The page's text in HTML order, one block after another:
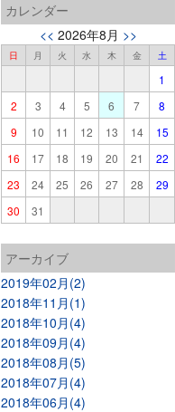
カレンダー
<< 2026年8月 >>
日 月 火 水 木 金 土
1
2
3 4 5 6 7
8
9
10 11 12 13 14
15
16
17 18 19 20 21
22
23
24 25 26 27 28
29
30
31
アーカイブ
2019年02月(2)
2018年11月(1)
2018年10月(4)
2018年09月(4)
2018年08月(5)
2018年07月(4)
2018年06月(4)